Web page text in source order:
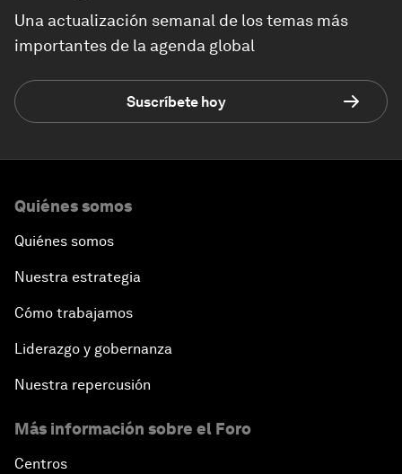
Una actualización semanal de los temas más
importantes de la agenda global
Suscríbete hoy
Quiénes somos
Quiénes somos
Nuestra estrategia
Cómo trabajamos
Liderazgo y gobernanza
Nuestra repercusión
Más información sobre el Foro
Centros